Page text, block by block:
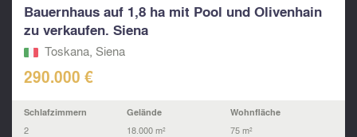
Bauernhaus auf 1,8 ha mit Pool und Olivenhain
zu verkaufen. Siena
Toskana, Siena
290.000 €
Schlafzimmern
2
Gelände
18.000 m²
Wohnfläche
75 m²